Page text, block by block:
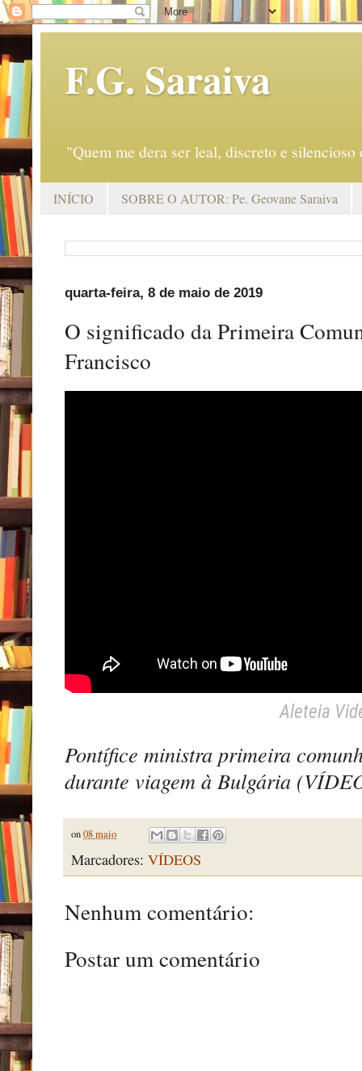
F.G. Saraiva
"Quem me dera ser leal, discreto e
INÍCIO SOBRE O AUTOR: Pe. Geovane Saraiva
quarta-feira, 8 de maio de 2019
O significado da Primeira
Francisco
Aleteia
Pontífice ministra primeira
durante viagem à Bulgária
on08 maio
Marcadores: VÍDEOS
Nenhum comentário:
Postar um comentário